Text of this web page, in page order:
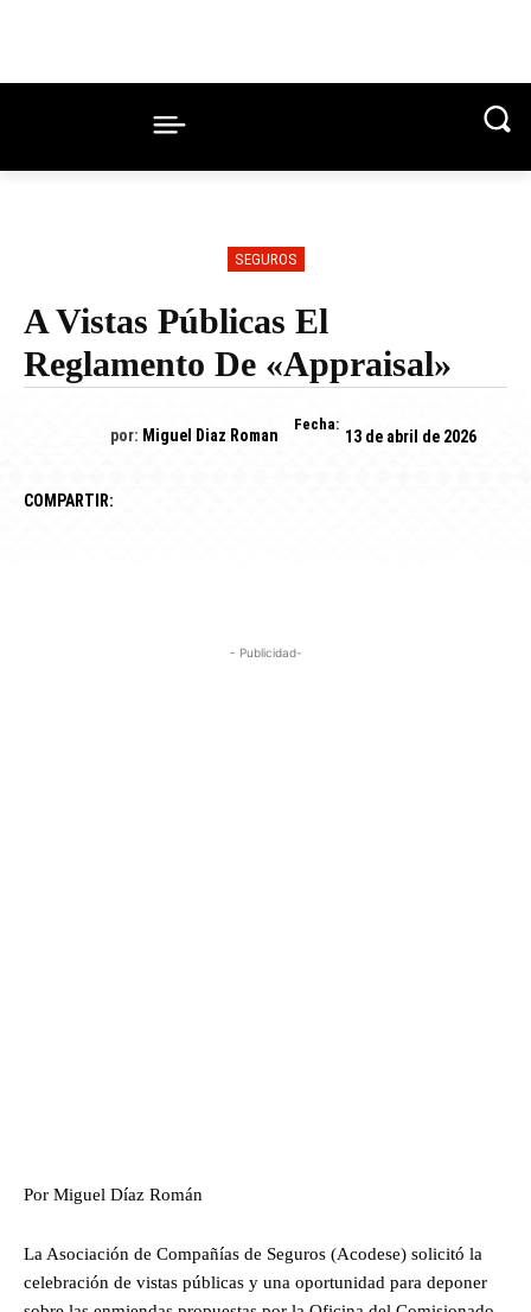
SEGUROS
A Vistas Públicas El
Reglamento De «appraisal»
por: Miguel Diaz Roman
Fecha:
13 de abril de 2026
COMPARTIR:
- Publicidad-
Por Miguel Díaz Román
La Asociación de Compañías de Seguros (Acodese) solicitó la
celebración de vistas públicas y una oportunidad para deponer